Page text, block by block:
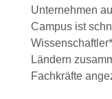
Unternehmen
Campus ist
Ländern
Fachkräfte